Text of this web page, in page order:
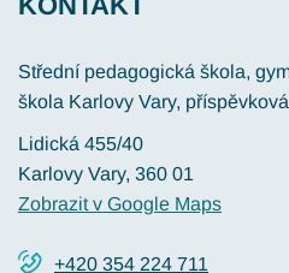
Střední pedagogická škola,
škola Karlovy Vary,
Lidická 455/40
Karlovy Vary, 360 01
Zobrazit v Google Maps
+420 354 224 711